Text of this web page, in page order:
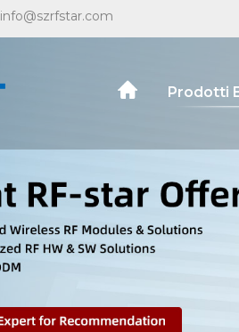
info@szrfstar.com
Prodotti